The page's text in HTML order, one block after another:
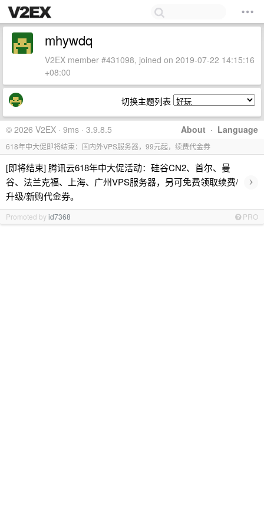
mhywdq
V2EX member #431098, joined on 2019-07-22 14:15:16
+08:00
切换主题列表
About · Language
© 2026 V2EX · 9ms · 3.9.8.5
618年中大促即将结束：国内外VPS服务器，99元起，续费代金券
[即将结束] 腾讯云618年中大促活动：硅谷CN2、首尔、曼
谷、法兰克福、上海、广州VPS服务器，另可免费领取续费/
升级/新购代金券。
›
Promoted byid7368 PRO